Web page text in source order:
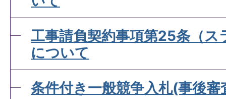
工事請負契約事項第25条（ス
について
条件付き一般競争入札(事後